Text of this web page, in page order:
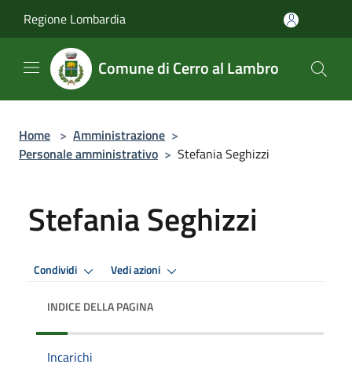
Regione Lombardia
Comune di Cerro al Lambro
Home > Amministrazione >
Personale amministrativo > Stefania Seghizzi
Stefania Seghizzi
Condividi Vedi azioni
INDICE DELLA PAGINA
Incarichi